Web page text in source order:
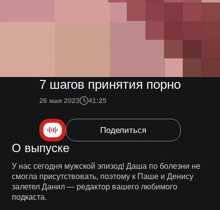
7 шагов принятия порно
26 мая 2023 41:25
Поделиться
О выпуске
У нас сегодня мужской эпизод! Даша по болезни не
смогла присутствовать, поэтому к Паше и Денису
залетел Данил — редактор вашего любимого
подкаста.